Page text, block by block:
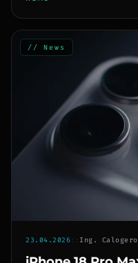
// News
23.04.2026:: Ing. Calogero